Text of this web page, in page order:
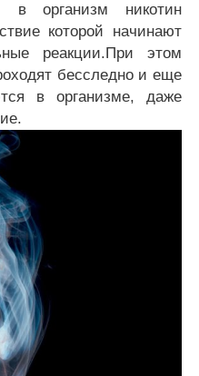
в организм никотин
которой начинают
реакции.При этом
бесследно и еще
в организме, даже